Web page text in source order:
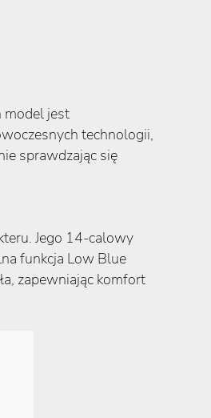
model jest
technologii,
sprawdzając się
Jego 14-calowy
funkcja Low Blue
zapewniając komfort